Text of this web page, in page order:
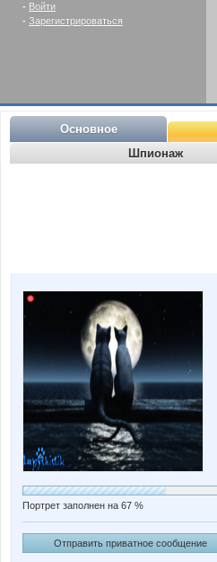
- Войти
- Зарегистрироваться
Основное
Шпионаж
Портрет заполнен на 67 %
Отправить приватное сообщение